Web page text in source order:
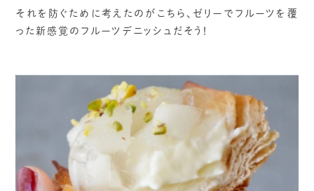
それを防ぐために考えたのがこちら、ゼリーでフルーツを覆
った新感覚のフルーツデニッシュだそう！